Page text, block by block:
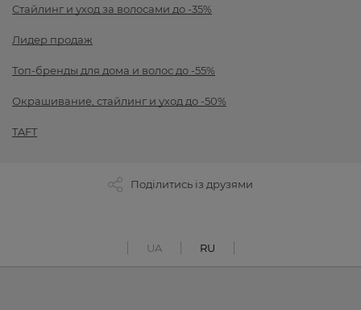
Стайлинг и уход за волосами до -35%
Лидер продаж
Топ-бренды для дома и волос до -55%
Окрашивание, стайлинг и уход до -50%
TAFT
Поділитись із друзями
UA RU